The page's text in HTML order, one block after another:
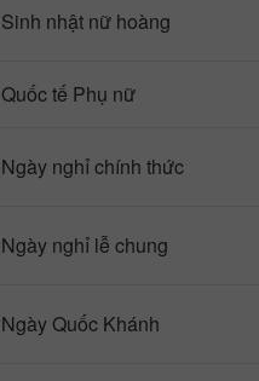
Sinh nhật nữ hoàng
Quốc tế Phụ nữ
Ngày nghỉ chính thức
Ngày nghỉ lễ chung
Ngày Quốc Khánh
Thực